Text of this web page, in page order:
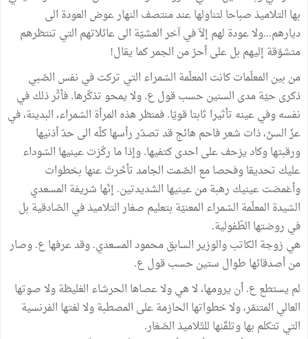
بها التلاميذ صباحا لتناولها عند منتصف النهار عوض العودة الى
ديارهم...ولا عودة لهم إلاّ في آخر العشيّة الى عائلاتهم التي تنتظرهم
متشوّقة إليهم بل على أحرّ من الجمر كما يقال!
من بين المعلّمات كانت المعلّمة السّمراء التي تركت في نفس الصّبي
ذكرى حيّة مدى السنين حسب قول ع. ولا يمحو تذكّرها. فأثّر ذلك في
نفسه وفي عينه تأثيرا ثابتا قويّا. فمنظر هذه المرأة السّمراء، البدينة، في
عزّ السنّ، ذات شعر فاحم هائج قد تصدّر رأسها كلّه الى حدّ أذنيها
ورقبتها وكاد يزحف على احدى كتفيها. وإذا ما ركّزت عينيها السّوداء
عليك تحديقا وفحصا مع الصّمت الجامد تأخّرتَ عنها بخطوات
وأغمضت عينيك رهبة من عينيها الشديدتين. إنّها شريفة المسعدي
السّيدة المعلّمة السّمراء المعنيّة بتعليم صغار التلاميذ في الصّادقية بل
في روضتها الطّفولية.
هي زوجة الكاتب والوزير السابق محمود المسعدي. وقد عرفها ع. وصار
من أصدقائها طوال ستين حسب قول ع.
لم يستطع ع. أن يرومها، لا هي ولا عصاها الحرشاء الغليظة ولا صوتها
العالي المتنمّر، ولا خطواتها الحازمة على المصطبة ولا لغتها الفرنسية
التي تتكلم بها وتلقّنها للتّلاميذ الصّغار.